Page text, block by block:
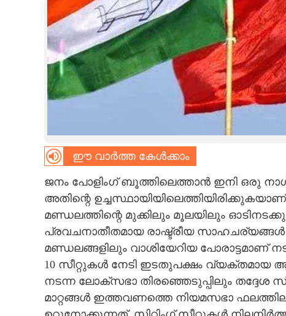
SPIRITUAL
CARTOONS
LITERATURE
CONTACT US
ഈ വാർത്ത കേൾക്കാം
ജനം പോളിംഗ് ബൂത്തിലെത്താൻ ഇനി ഒരു നാൾ
അതിന്റെ
മണ്ഡലത്തിന്റെ മുക്കിലും മൂലയിലും
പ്രവചനാതീതമായ രാഷ്ട്രീയ
മണ്ഡലങ്ങളിലും വാശിയേറിയ പോരാട്ടമാണ്
10 സീറ്റുകൾ നേടി ഇടതുപക്ഷം വ്യക്തമായ
നടന്ന ലോക്സഭാ തിരഞ്ഞെടുപ്പിലും തദ്ദേശ
മാറ്റങ്ങൾ ഇത്തവണത്തെ നിയമസഭാ